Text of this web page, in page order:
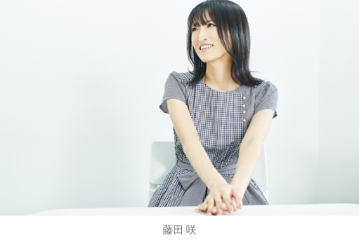
藤田 咲